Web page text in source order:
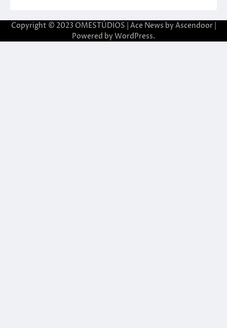
Copyright © 2023 OMESTÚDIOS | Ace News by Ascendoor|
Powered by WordPress.